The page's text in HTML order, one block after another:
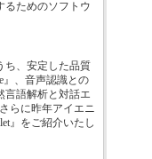
るためのソフトウ
ち、安定した品質
』、音声認識との
言語解析と対話エ
らに昨年アイエニ
』をご紹介いたし